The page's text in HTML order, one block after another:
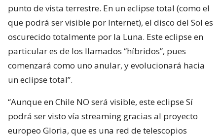
punto de vista terrestre. En un eclipse total (como el
que podrá ser visible por Internet), el disco del Sol es
oscurecido totalmente por la Luna. Este eclipse en
particular es de los llamados “híbridos”, pues
comenzará como uno anular, y evolucionará hacia
un eclipse total”.
“Aunque en Chile NO será visible, este eclipse Sí
podrá ser visto vía streaming gracias al proyecto
europeo Gloria, que es una red de telescopios